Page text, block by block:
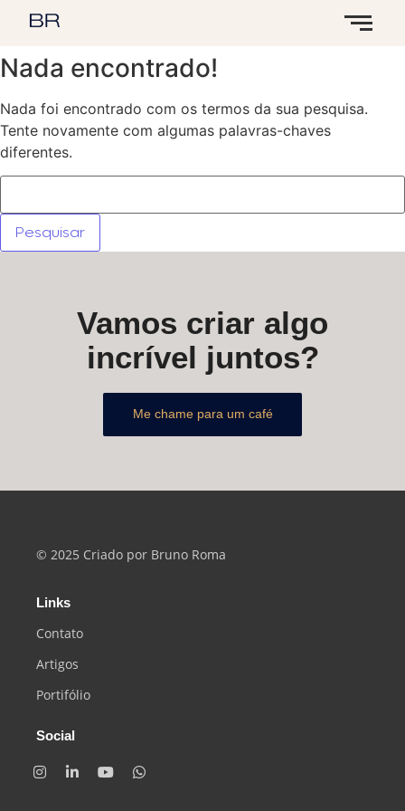
Nada encontrado!
Nada foi encontrado com os termos da sua pesquisa.
Tente novamente com algumas palavras-chaves
diferentes.
Vamos criar algo
incrível juntos?
Me chame para um café
© 2025 Criado por Bruno Roma
Links
Contato
Artigos
Portifólio
Social